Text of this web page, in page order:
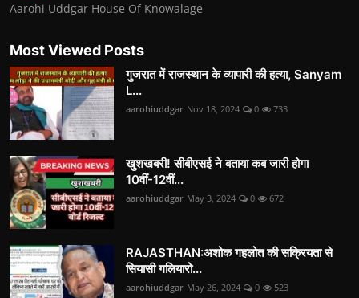
Aarohi Uddgar House Of Knowalage
Most Viewed Posts
गुजरात में राजस्थान के व्यापारी की हत्या, Sanyam
L...
aarohiuddgar Nov 18, 2024 0 733
खुशखबरी! सीबीएसई ने बताया कब जारी होगा
10वीं-12वीं...
aarohiuddgar May 3, 2024 0 672
RAJASTHAN:अशोक गहलोत की सक्रियता से
सियासी गलियारो...
aarohiuddgar May 26, 2024 0 523